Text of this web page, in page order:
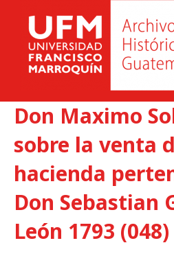
Don Maximo
sobre la venta
hacienda
Don Sebastian
León 1793 (048)